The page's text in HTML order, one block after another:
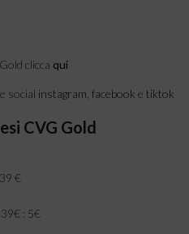
clicca qui
social instagram facebook e tiktok
CVG Gold
€
: 5€